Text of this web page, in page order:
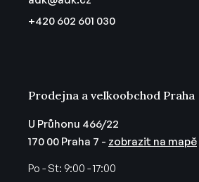
+420 602 601 030
Prodejna a velkoobchod Praha
U Průhonu 466/22
170 00 Praha 7 - zobrazit na mapě
Po - St: 9:00 - 17:00